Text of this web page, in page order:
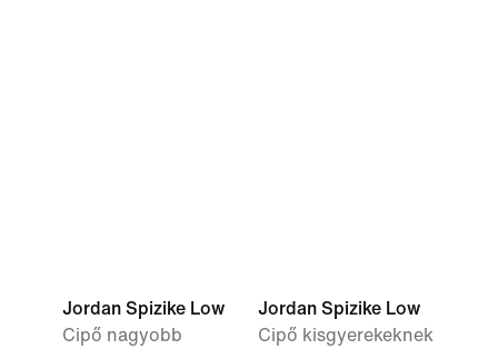
Jordan Spizike Low
Cipő nagyobb
Jordan Spizike Low
Cipő kisgyerekeknek